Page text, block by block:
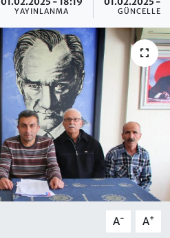
YAYINLANMA
A- A+